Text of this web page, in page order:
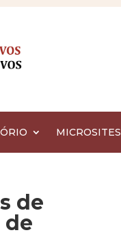
MICROSITES
de